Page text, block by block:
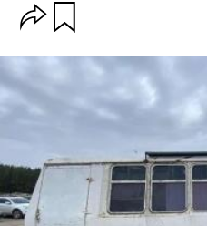
O
p
i
o
n
e
r
r